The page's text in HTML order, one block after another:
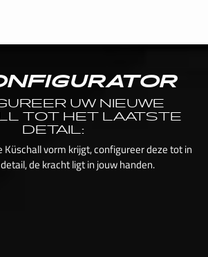
UW NIEUWE
TOT HET LAATSTE
DETAIL:
Küschall vorm krijgt, configureer deze tot in
de kracht ligt in jouw handen.